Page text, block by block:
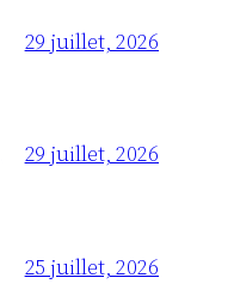
29 juillet, 2026
29 juillet, 2026
25 juillet, 2026